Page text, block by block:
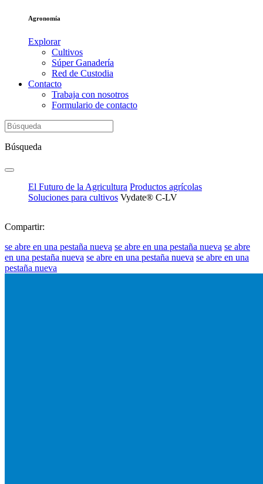
Agronomía
Explorar
Cultivos
Súper Ganadería
Red de Custodia
Contacto
Trabaja con nosotros
Formulario de contacto
Búsqueda
El Futuro de la Agricultura Productos agrícolas
Soluciones para cultivos Vydate® C-LV
Compartir:
se abre en una pestaña nueva se abre en una pestaña nueva se abre
en una pestaña nueva se abre en una pestaña nueva se abre en una
pestaña nueva